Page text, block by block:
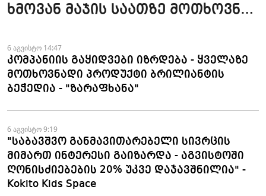
ხმოვან მაჯის საათზე მოთხოვნა
6 აგვისტო 14:47
კომპანიის გაყიდვები იზრდება - ყველაზე
მოთხოვნადი პროდუქტი ბრილიანტის
ბეჭედია - "ზარაფხანა"
6 აგვისტო 9:19
"საბავშვო განმავითარებელი სივრცის
მიმართ ინტერესი გაიზარდა - აგვისტოში
ღონისძიებების 20% უკვე დაჯავშნილია" -
Kokito Kids Space